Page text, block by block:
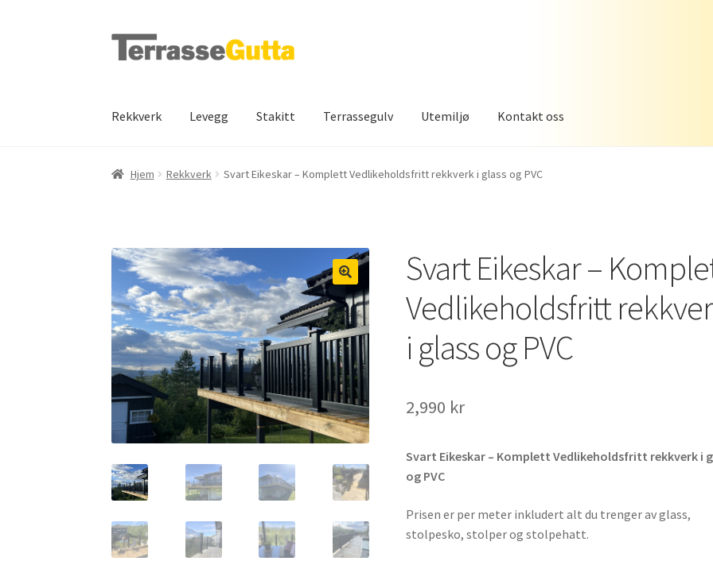
Hopp
til
Hopp
til
Rekkverk Levegg Stakitt Terrassegulv Utemiljø Kontakt oss
Hjem Rekkverk Svart Eikeskar – Komplett Vedlikeholdsfritt rekkverk i glass og PVC
Svart Eikeskar –
Vedlikeholdsfritt
i glass og PVC
2,990 kr
Svart Eikeskar – Komplett Vedlikeholdsfritt rekkverk i
og PVC
Prisen er per meter inkludert alt du trenger av glass,
stolpesko, stolper og stolpehatt.